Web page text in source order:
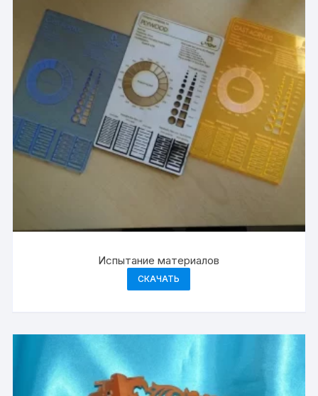
Испытание материалов
СКАЧАТЬ